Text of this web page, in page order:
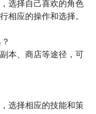
介绍。希望这些推荐
选择自己喜欢的角色
相应的操作和选择。
本、商店等途径，可
选择相应的技能和策